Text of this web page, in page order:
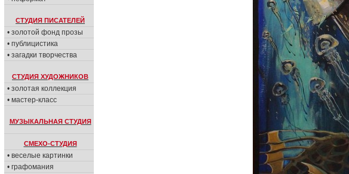
СТУДИЯ ПИСАТЕЛЕЙ
• золотой фонд прозы
• публицистика
• загадки творчества
СТУДИЯ ХУДОЖНИКОВ
• золотая коллекция
• мастер-класс
МУЗЫКАЛЬНАЯ СТУДИЯ
СМЕХО-СТУДИЯ
• веселые картинки
• графомания